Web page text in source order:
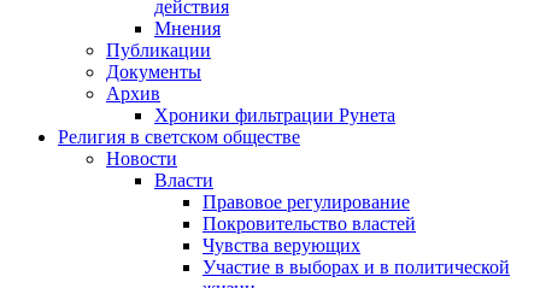
действия
Мнения
Публикации
Документы
Архив
Хроники фильтрации Рунета
Религия в светском обществе
Новости
Власти
Правовое регулирование
Покровительство властей
Чувства верующих
Участие в выборах и в политической